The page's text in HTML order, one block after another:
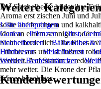
Die Stachelbeere bildet ihre
Aroma erst zischen Juni und
sollte auf feuchtem und
ideal an einem sonnigen oder
nicht erforderlich. Die Ribes
Früchte aus und ist äußerst
veredelt. Auf Stamm veredelte
mehr weiter. Die Krone der
immer buschiger.
Weitere Kategorien
Liste überspringen
Garten
Pflanzen Obst,
Stachelbeeren
Balkonobst &
Himbeeren
Heidelbeeren
Weitere Beerensträucher